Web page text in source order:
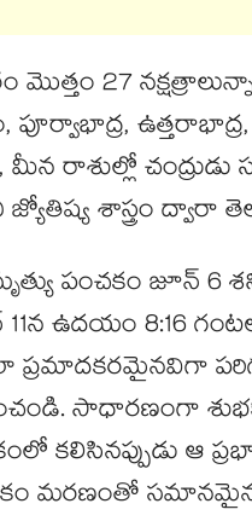
మొత్తం 27
పూర్వాభాద్ర,
మీన రాశుల్లో
శాస్త్రం ద్వారా
పంచకం జూన్ 6
ఉదయం 8:16
ప్రమాదకరమైనవిగా
సాధారణంగా
కలిసినప్పుడు ఆ
మరణంతో